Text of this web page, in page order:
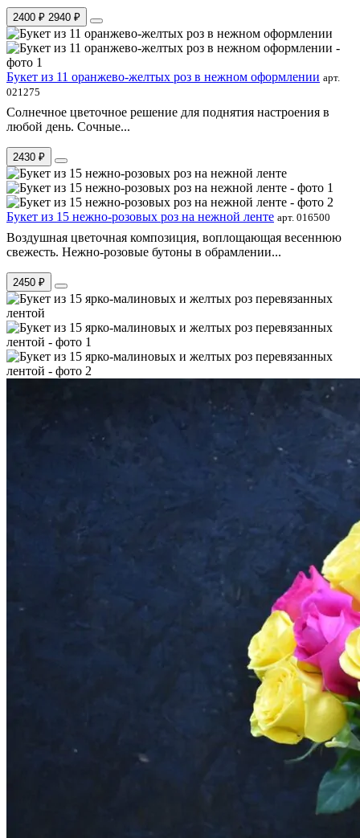
2400 ₽ 2940 ₽
Букет из 11 оранжево-желтых роз в нежном оформлении арт.
021275
Солнечное цветочное решение для поднятия настроения в
любой день. Сочные...
2430 ₽
Букет из 15 нежно-розовых роз на нежной ленте арт. 016500
Воздушная цветочная композиция, воплощающая весеннюю
свежесть. Нежно-розовые бутоны в обрамлении...
2450 ₽